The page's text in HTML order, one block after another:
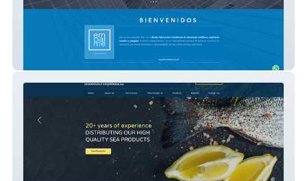
Grupo Empalme